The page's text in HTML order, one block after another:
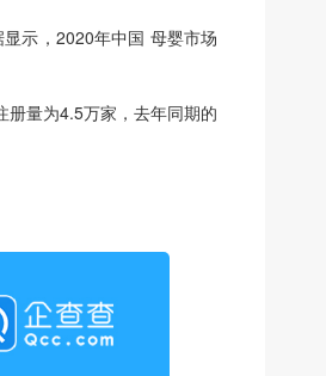
示，2020年中国 母婴市场
册量为4.5万家，去年同期的